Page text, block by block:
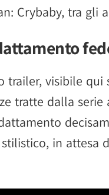
Crybaby, tra gli
trailer, visibile qui
tratte dalla
in attesa